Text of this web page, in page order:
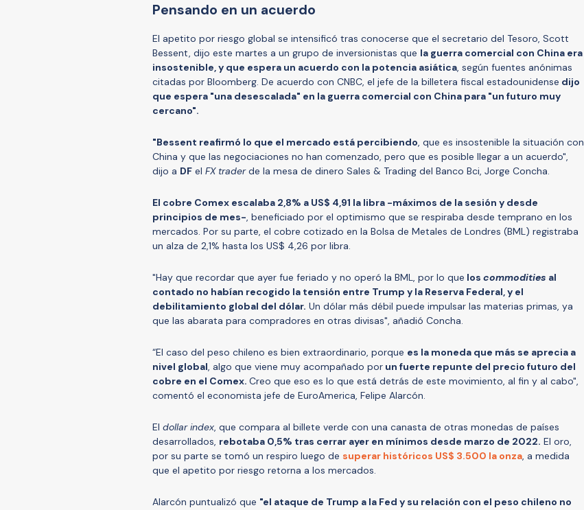
Pensando en un acuerdo
El apetito por riesgo global se intensificó tras conocerse que el secretario del Tesoro, Scott
Bessent, dijo este martes a un grupo de inversionistas que la guerra comercial con China era
insostenible, y que espera un acuerdo con la potencia asiática, según fuentes anónimas
citadas por Bloomberg. De acuerdo con CNBC, el jefe de la billetera fiscal estadounidense dijo
que espera "una desescalada" en la guerra comercial con China para "un futuro muy
cercano".
"Bessent reafirmó lo que el mercado está percibiendo, que es insostenible la situación con
China y que las negociaciones no han comenzado, pero que es posible llegar a un acuerdo",
dijo a DF el FX traderde la mesa de dinero Sales & Trading del Banco Bci, Jorge Concha.
El cobre Comex escalaba 2,8% a US$ 4,91 la libra -máximos de la sesión y desde
principios de mes-, beneficiado por el optimismo que se respiraba desde temprano en los
mercados. Por su parte, el cobre cotizado en la Bolsa de Metales de Londres (BML) registraba
un alza de 2,1% hasta los US$ 4,26 por libra.
"Hay que recordar que ayer fue feriado y no operó la BML, por lo que los commodities al
contado no habían recogido la tensión entre Trump y la Reserva Federal, y el
debilitamiento global del dólar. Un dólar más débil puede impulsar las materias primas, ya
que las abarata para compradores en otras divisas", añadió Concha.
“El caso del peso chileno es bien extraordinario, porque es la moneda que más se aprecia a
nivel global, algo que viene muy acompañado por un fuerte repunte del precio futuro del
cobre en el Comex. Creo que eso es lo que está detrás de este movimiento, al fin y al cabo",
comentó el economista jefe de EuroAmerica, Felipe Alarcón.
El dollar index, que compara al billete verde con una canasta de otras monedas de países
desarrollados, rebotaba 0,5% tras cerrar ayer en mínimos desde marzo de 2022. El oro,
por su parte se tomó un respiro luego de superar históricos US$ 3.500 la onza, a medida
que el apetito por riesgo retorna a los mercados.
Alarcón puntualizó que "el ataque de Trump a la Fed y su relación con el peso chileno no